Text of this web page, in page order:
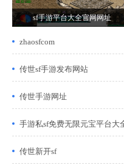
sf手游平台大全官网网址
zhaosfcom
传世sf手游发布网站
传世手游网址
手游私sf免费无限元宝平台大
传世新开sf